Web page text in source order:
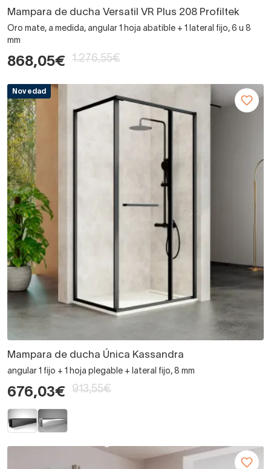
Mampara de ducha Versatil VR Plus 208 Profiltek
Oro mate, a medida, angular 1 hoja abatible + 1 lateral fijo, 6 u 8
mm
868,05€ 1.276,55€
Novedad
Mampara de ducha Única Kassandra
angular 1 fijo + 1 hoja plegable + lateral fijo, 8 mm
676,03€ 913,55€